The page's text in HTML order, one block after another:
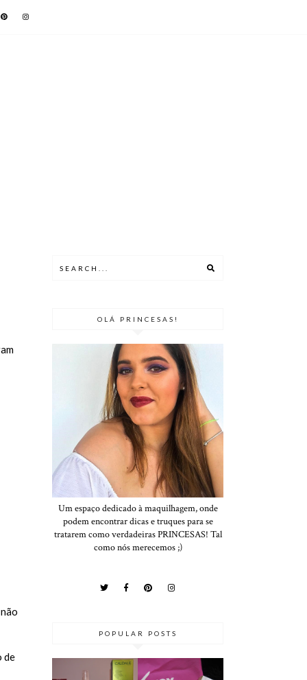
de
OLÁ PRINCESAS!
Um espaço dedicado à maquilhagem, onde
podem encontrar dicas e truques para se
tratarem como verdadeiras PRINCESAS! Tal
como nós merecemos ;)
POPULAR POSTS